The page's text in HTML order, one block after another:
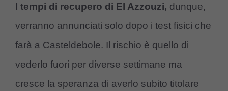
I tempi di recupero di El Azzouzi, dunque,
verranno annunciati solo dopo i test fisici che
farà a Casteldebole. Il rischio è quello di
vederlo fuori per diverse settimane ma
cresce la speranza di averlo subito titolare